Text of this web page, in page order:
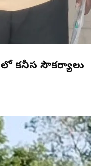
కనీస సౌకర్యాలు